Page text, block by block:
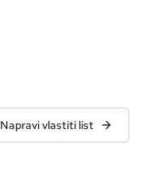
Napravi vlastiti list